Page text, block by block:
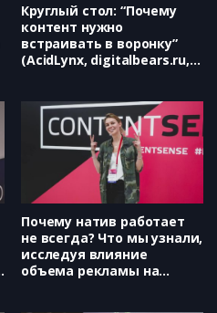
Круглый стол: “Почему
контент нужно
встраивать в воронку”
(AcidLynx, digitalbears.ru,
Никита Широбоков)
Почему натив работает
не всегда? Что мы узнали,
исследуя влияние
объема рекламы на